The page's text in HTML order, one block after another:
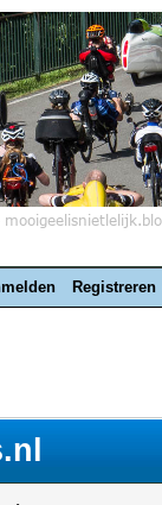
Registreren